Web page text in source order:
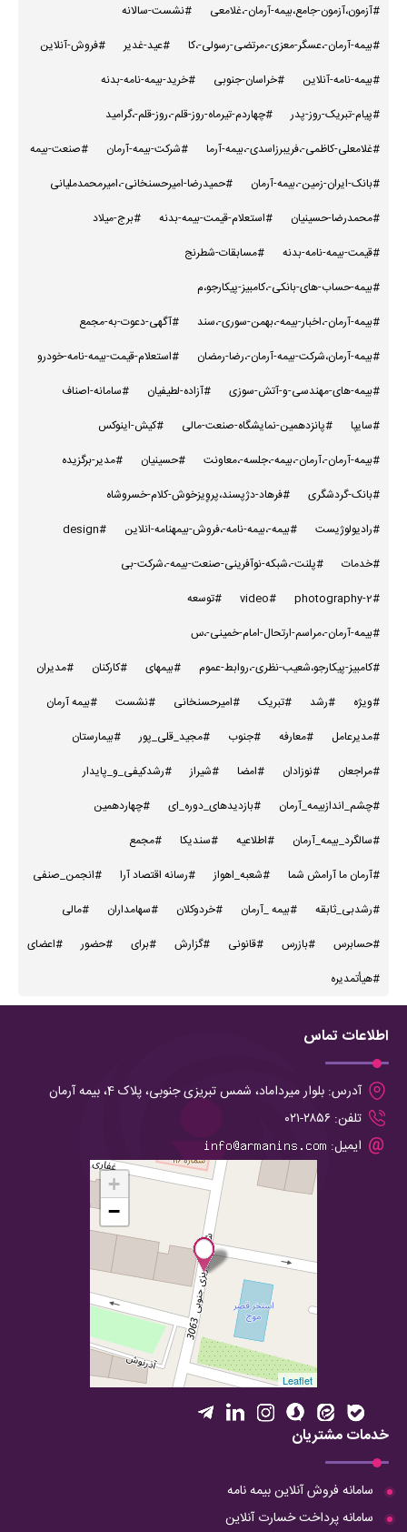
#آزمون،آزمون-جامع،بیمه-آرمان-،غلامعی
#نشست-سالانه
#بیمه-آرمان-،عسگر-معزی-،مرتضی-رسولی-،کا
#عید-غدیر
#فروش-آنلاین
#بیمه-نامه-آنلاین
#خراسان-جنوبی
#خرید-بیمه-نامه-بدنه
#پیام-تبریک-روز-پدر
#چهاردم-تیرماه-روز-قلم-،روز-قلم-،گرامید
#غلامعلی-کاظمی-،فریبرزاسدی-،بیمه-آرما
#شرکت-بیمه-آرمان
#صنعت-بیمه
#بانک-ایران-زمین-،بیمه-آرمان
#حمیدرضا-امیرحسنخانی-،امیرمحمدملیانی
#محمدرضا-حسینیان
#استعلام-قیمت-بیمه-بدنه
#برج-میلاد
#قیمت-بیمه-نامه-بدنه
#مسابقات-شطرنج
#بیمه-حساب-های-بانکی-،کامبیز-پیکارجو،م
#بیمه-آرمان-،اخبار-بیمه-،بهمن-سوری-،سند
#آگهی-دعوت-به-مجمع
#بیمه-آرمان،شرکت-بیمه-آرمان-،رضا-رمضان
#استعلام-قیمت-بیمه-نامه-خودرو
#بیمه-های-مهندسی-و-آتش-سوزی
#آزاده-لطیفیان
#سامانه-اصناف
#سایپا
#پانزدهمین-نمایشگاه-صنعت-مالی
#کیش-اینوکس
#بیمه-آرمان-،آرمان-،بیمه-،جلسه-،معاونت
#حسینیان
#مدیر-برگزیده
#بانک-گردشگری
#فرهاد-دژپسند،پروِیزخوش-کلام-خسروشاه
#رادیولوژیست
#بیمه-،بیمه-نامه-،فروش-بیمهنامه-انلاین
#design
#خدمات
#پلنت-،شبکه-نوآفرینی-صنعت-بیمه-،شرکت-بی
#photography-2
#video
#توسعه
#بیمه-آرمان-،مراسم-ارتحال-امام-خمینی-،س
#کامبیز-پیکارجو،شعیب-نظری-،روابط-عموم
#بیمهای #کارکنان
#مدیران
#ویژه
#رشد #تبریک #امیرحسنخانی #نشست
#بیمه آرمان
#مدیرعامل
#معارفه #جنوب #مجید_قلی_پور
#بیمارستان
#مراجعان
#نوزادان #امضا #شیراز
#رشدکیفی_و_پایدار
#چشم_اندازبیمه_آرمان
#بازدیدهای_دوره_ای
#چهاردهمین
#سالگرد_بیمه_آرمان
#اطلاعیه #سندیکا
#مجمع
#آرمان ما آرامش شما
#شعبه_اهواز #رسانه اقتصاد آرا
#انجمن_صنفی
#رشدبی_ثابقه
#بیمه _آرمان #خردوکلان #سهامداران
#مالی
#حسابرس
#بازرس #قانونی #گزارش #برای #حضور
#اعضای
#هیأتمدیره
اطلاعات تماس
آدرس: بلوار میرداماد، شمس تبریزی جنوبی، پلاک 4، بیمه آرمان
تلفن: ۲۸۵۶-۰۲۱
ایمیل:
+
−
Leaflet
خدمات مشتریان
سامانه فروش آنلاین بیمه نامه
سامانه پرداخت خسارت آنلاین